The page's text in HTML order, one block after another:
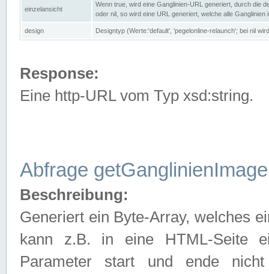
einzelansicht
Wenn true, wird eine Ganglinien-URL generiert, durch die
oder nil, so wird eine URL generiert, welche alle Ganglinien
design Designtyp (Werte:'default', 'pegelonline-relaunch'; bei nil
Response:
Eine http-URL vom Typ xsd:string.
Abfrage getGanglinienImage
Beschreibung:
Generiert ein Byte-Array, welches
kann z.B. in eine HTML-Seite
Parameter start und ende